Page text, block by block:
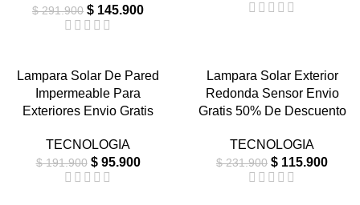
$291.900 $ 145.900
-50%Lampara Solar De Pared
Impermeable Para
Exteriores Envio Gratis
TECNOLOGIA
$191.900 $95.900
-50%
AGOTA
DO
Lampara Solar Exterior
Redonda Sensor Envio
Gratis 50% De Descuento
TECNOLOGIA
$231.900 $ 115.900